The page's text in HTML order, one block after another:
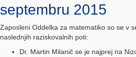
septembru 2015
Zaposleni Oddelka za matematiko so se v
naslednjih raziskovalnih poti:
Dr. Martin Milanič se je najprej na